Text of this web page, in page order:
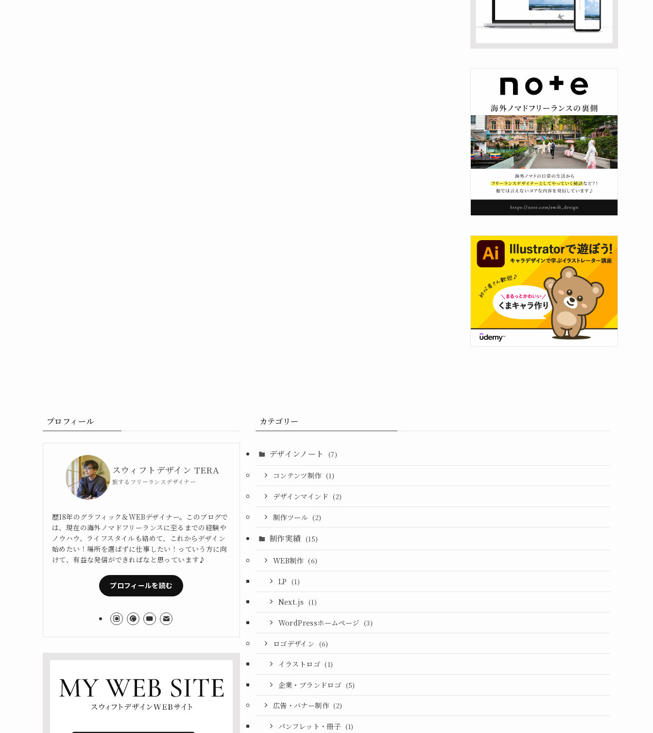
プロフィール
スウィフトデザイン TERA
旅するフリーランスデザイナー
歴18年のグラフィック＆WEBデザイナー。このブログで
は、現在の海外ノマドフリーランスに至るまでの経験や
ノウハウ、ライフスタイルも絡めて、これからデザイン
始めたい！場所を選ばずに仕事したい！っていう方に向
けて、有益な発信ができればなと思っています♪
プロフィールを読む
カテゴリー
デザインノート (7)
コンテンツ制作 (1)
デザインマインド (2)
制作ツール (2)
制作実績 (15)
WEB制作 (6)
LP (1)
Next.js (1)
WordPressホームページ (3)
ロゴデザイン (6)
イラストロゴ (1)
企業・ブランドロゴ (5)
広告・バナー制作 (2)
パンフレット・冊子 (1)